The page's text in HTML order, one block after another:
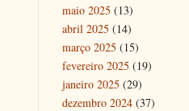
maio 2025 (13)
abril 2025 (14)
março 2025 (15)
fevereiro 2025 (19)
janeiro 2025 (29)
dezembro 2024 (37)